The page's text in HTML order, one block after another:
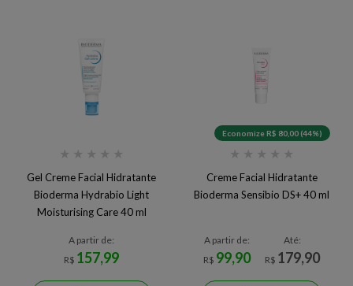
★ ★ ★ ★ ★
Gel Creme Facial Hidratante
Bioderma Hydrabio Light
Moisturising Care 40 ml
A partir de:
R$ 157,99
Economize R$ 80,00 (44%)
★ ★ ★ ★ ★
Creme Facial Hidratante
Bioderma Sensibio DS+ 40 ml
A partir de:
R$ 99,90
Até:
R$ 179,90